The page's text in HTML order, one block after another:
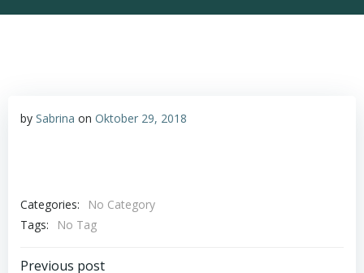
by Sabrina on Oktober 29, 2018
Categories:
No Category
Tags:
No Tag
Previous post